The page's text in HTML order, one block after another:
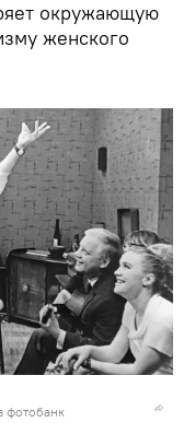
окружающую
женского
фотобанк